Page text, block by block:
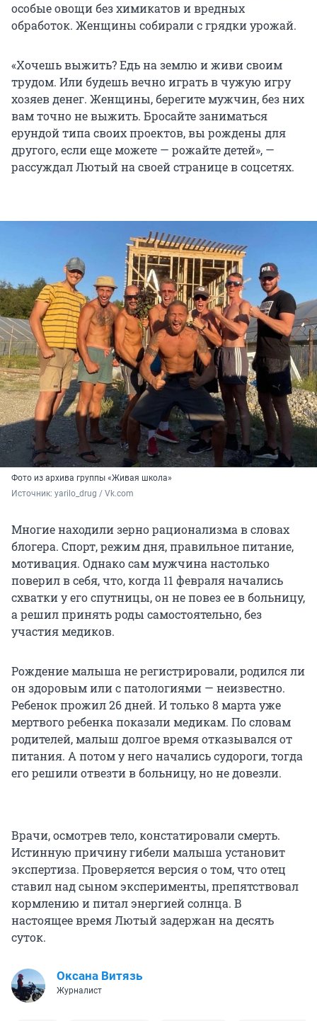
особые овощи без химикатов и вредных
обработок. Женщины собирали с грядки урожай.
«Хочешь выжить? Едь на землю и живи своим
трудом. Или будешь вечно играть в чужую игру
хозяев денег. Женщины, берегите мужчин, без них
вам точно не выжить. Бросайте заниматься
ерундой типа своих проектов, вы рождены для
другого, если еще можете — рожайте детей», —
рассуждал Лютый на своей странице в соцсетях.
Фото из архива группы «Живая школа»
Источник: yarilo_drug / Vk.com
Многие находили зерно рационализма в словах
блогера. Спорт, режим дня, правильное питание,
мотивация. Однако сам мужчина настолько
поверил в себя, что, когда 11 февраля начались
схватки у его спутницы, он не повез ее в больницу,
а решил принять роды самостоятельно, без
участия медиков.
Рождение малыша не регистрировали, родился ли
он здоровым или с патологиями — неизвестно.
Ребенок прожил 26 дней. И только 8 марта уже
мертвого ребенка показали медикам. По словам
родителей, малыш долгое время отказывался от
питания. А потом у него начались судороги, тогда
его решили отвезти в больницу, но не довезли.
Врачи, осмотрев тело, констатировали смерть.
Истинную причину гибели малыша установит
экспертиза. Проверяется версия о том, что отец
ставил над сыном эксперименты, препятствовал
кормлению и питал энергией солнца. В
настоящее время Лютый задержан на десять
суток.
Оксана Витязь
Журналист